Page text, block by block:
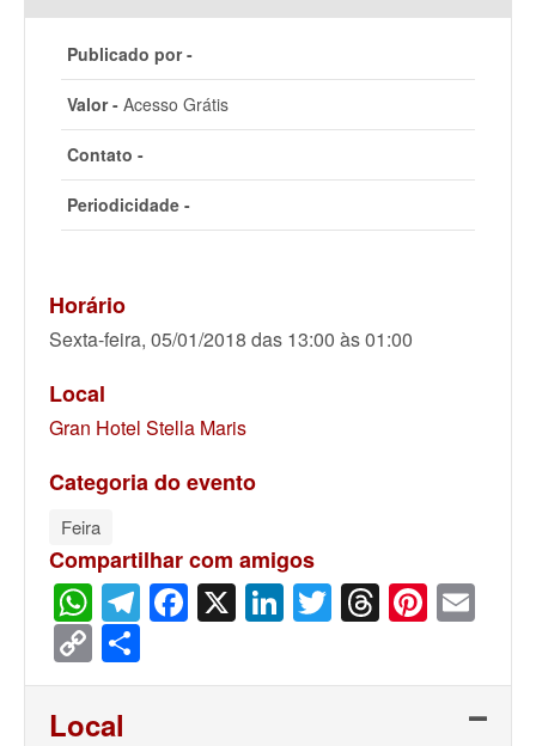
Publicado por -
Valor - Acesso Grátis
Contato -
Periodicidade -
Horário
Sexta-feira, 05/01/2018 das 13:00 às 01:00
Local
Gran Hotel Stella Maris
Categoria do evento
Feira
Compartilhar com amigos
WhatsApp
Telegram
Facebook
X LinkedIn
Twitter
Threads
Copy
Link
Local